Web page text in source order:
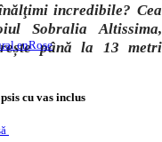
enRose
incredibile? Cea
Sobralia Altissima,
până la 13 metri
cu vas inclus